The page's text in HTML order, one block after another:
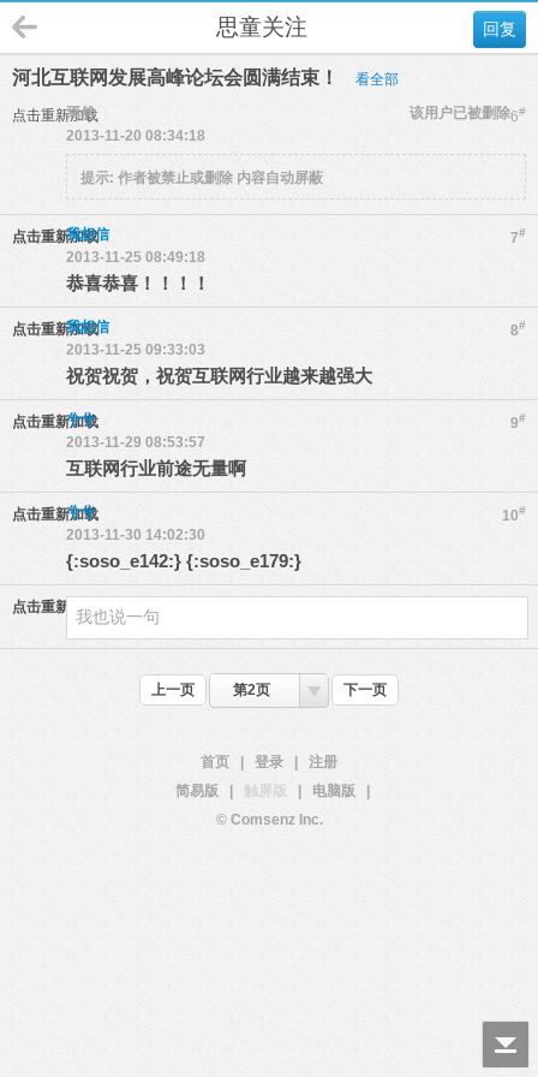
回复
思童关注
河北互联网发展高峰论坛会圆满结束！ 看全部
点击重新加载 6#
焉然
该用户已被删除
2013-11-20 08:34:18
提示: 作者被禁止或删除 内容自动屏蔽
点击重新加载 7#
我相信
2013-11-25 08:49:18
恭喜恭喜！！！！
点击重新加载 8#
我相信
2013-11-25 09:33:03
祝贺祝贺，祝贺互联网行业越来越强大
点击重新加载 9#
兮兮
2013-11-29 08:53:57
互联网行业前途无量啊
点击重新加载 10#
兮兮
2013-11-30 14:02:30
{:soso_e142:} {:soso_e179:}
点击重新加载
上一页 第2页 下一页
首页 登录
注册
简易版
触屏版 电脑版
© Comsenz Inc.